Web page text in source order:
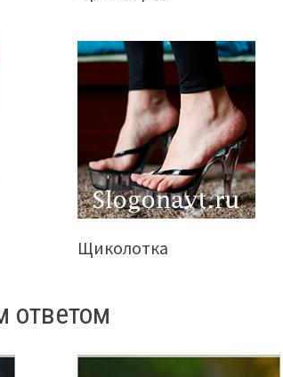
Щиколотка
ответом